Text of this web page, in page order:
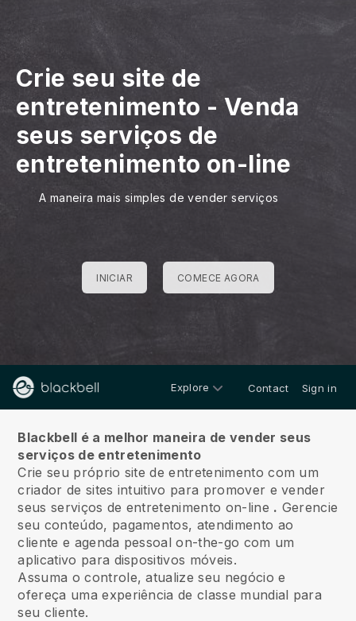
Crie seu site de
entretenimento - Venda
seus serviços de
entretenimento on-line
A maneira mais simples de vender serviços
INICIAR COMECE AGORA
Explore Contact Sign in
Blackbell é a melhor maneira de vender seus
serviços de entretenimento
Crie seu próprio site de entretenimento com um
criador de sites intuitivo para promover e vender
seus serviços de entretenimento on-line . Gerencie
seu conteúdo, pagamentos, atendimento ao
cliente e agenda pessoal on-the-go com um
aplicativo para dispositivos móveis.
Assuma o controle, atualize seu negócio e
ofereça uma experiência de classe mundial para
seu cliente.